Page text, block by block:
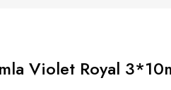
Violet Royal